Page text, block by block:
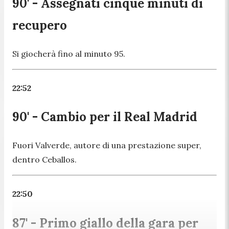
recupero
Si giocherà fino al minuto 95.
22:52
90' - Cambio per il Real Madrid
Fuori Valverde, autore di una prestazione super,
dentro Ceballos.
22:50
87' - Primo giallo della gara per